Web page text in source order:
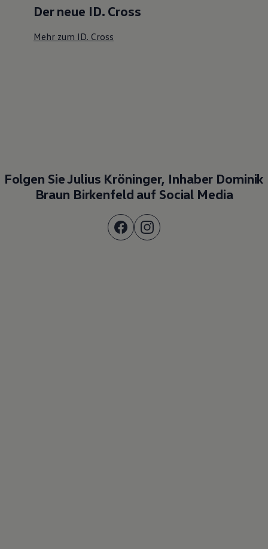
Der neue ID. Cross
Mehr zum ID. Cross
Folgen Sie Julius Kröninger, Inhaber Dominik
Braun Birkenfeld auf Social Media